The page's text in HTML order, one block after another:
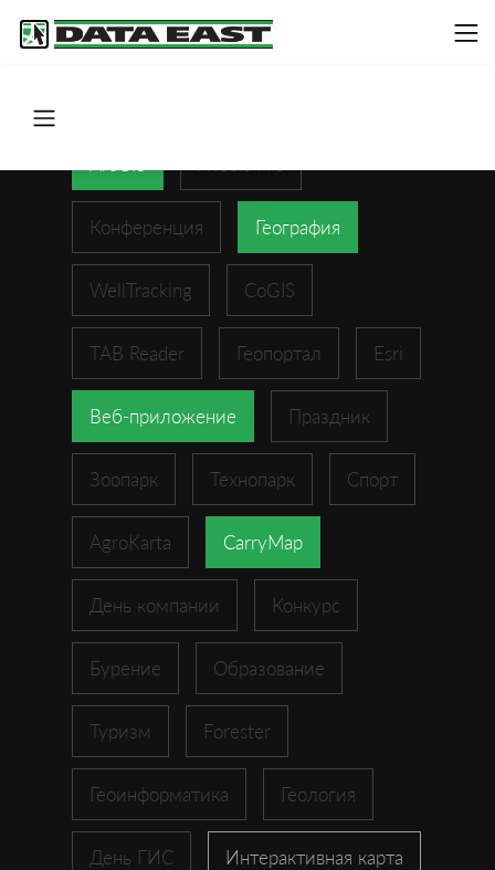
Конференция География
WellTracking CoGIS
TAB Reader Геопортал Esri
Веб-приложение Праздник
Зоопарк Технопарк Спорт
AgroKarta CarryMap
День компании Конкурс
Бурение Образование
Туризм Forester
Геоинформатика Геология
День ГИС Интерактивная карта